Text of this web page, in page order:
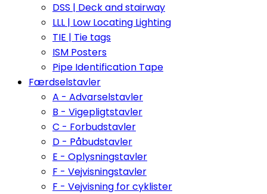
DSS | Deck and stairway
LLL | Low Locating Lighting
TIE | Tie tags
ISM Posters
Pipe Identification Tape
Færdselstavler
A - Advarselstavler
B - Vigepligtstavler
C - Forbudstavler
D - Påbudstavler
E - Oplysningstavler
F - Vejvisningstavler
F - Vejvisning for cyklister